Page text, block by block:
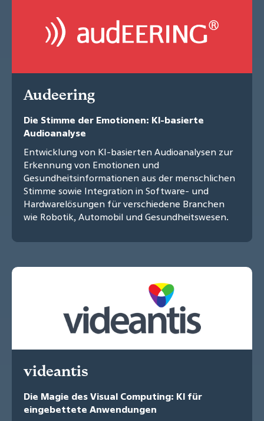
Audeering
Die Stimme der Emotionen: KI-basierte
Audioanalyse
Entwicklung von KI-basierten Audioanalysen zur
Erkennung von Emotionen und
Gesundheitsinformationen aus der menschlichen
Stimme sowie Integration in Software- und
Hardwarelösungen für verschiedene Branchen
wie Robotik, Automobil und Gesundheitswesen.
videantis
Die Magie des Visual Computing: KI für
eingebettete Anwendungen